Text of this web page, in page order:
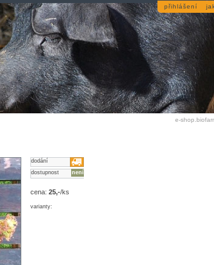
přihlášení
e-
dodání
není
dostupnost
cena: 25,-/ks
varianty: